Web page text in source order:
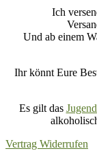
Ich
Und ab einem
Ihr könnt Eure
Es gilt das
Vertrag Widerrufen